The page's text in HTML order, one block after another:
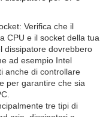
Verifica che il
CPU e il socket della tua
dissipatore dovrebbero
ad esempio Intel
anche di controllare
per garantire che sia
tre tipi di